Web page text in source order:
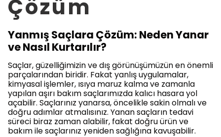
Çözüm
Yanmış Saçlara Çözüm: Neden Yanar
ve Nasıl Kurtarılır?
Saçlar, güzelliğimizin ve dış görünüşümüzün en önemli
parçalarından biridir. Fakat yanlış uygulamalar,
kimyasal işlemler, ısıya maruz kalma ve zamanla
yapılan aşırı bakım saçlarımızda kalıcı hasara yol
açabilir. Saçlarınız yanarsa, öncelikle sakin olmalı ve
doğru adımlar atmalısınız. Yanan saçların tedavi
süreci biraz zaman alabilir, fakat doğru ürün ve
bakım ile saçlarınız yeniden sağlığına kavuşabilir.